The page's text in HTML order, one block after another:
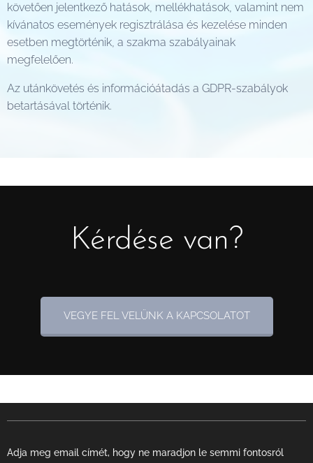
követően jelentkező hatások, mellékhatások, valamint nem
kívánatos események regisztrálása és kezelése minden
esetben megtörténik, a szakma szabályainak
megfelelően.
Az utánkövetés és információátadás a GDPR-szabályok
betartásával történik.
Kérdése van?
VEGYE FEL VELÜNK A KAPCSOLATOT
Adja meg email címét, hogy ne maradjon le semmi fontosról